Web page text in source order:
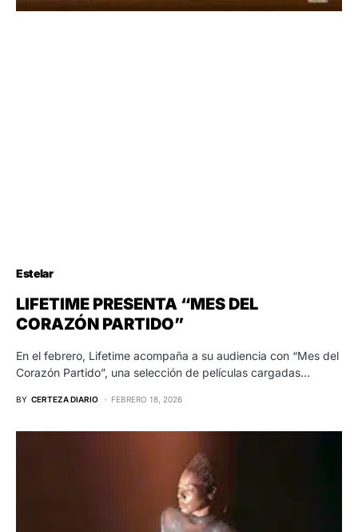
Estelar
LIFETIME PRESENTA “MES DEL
CORAZÓN PARTIDO”
En el febrero, Lifetime acompaña a su audiencia con “Mes del
Corazón Partido”, una selección de películas cargadas…
BY CERTEZA DIARIO FEBRERO 18, 2026